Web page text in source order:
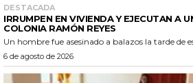
DESTACADA
IRRUMPEN EN VIVIENDA Y EJECUTAN A
COLONIA RAMÓN REYES
Un hombre fue asesinado a balazos la tarde de
6 de agosto de 2026